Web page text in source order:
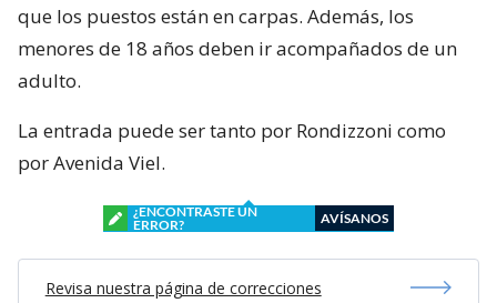
que los puestos están en carpas. Además, los
menores de 18 años deben ir acompañados de un
adulto.
La entrada puede ser tanto por Rondizzoni como
por Avenida Viel.
¿ENCONTRASTE UN
ERROR?
AVÍSANOS
Revisa nuestra página de correcciones